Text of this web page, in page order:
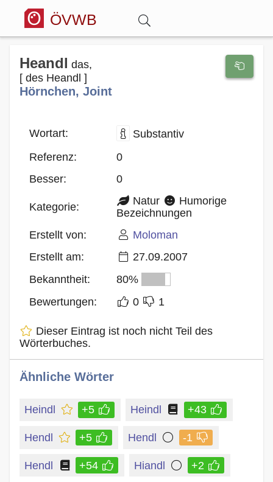
ÖVWB
Anmelden
Wörterbuch
Hitparade
Blog
Heandl das,
[ des Heandl ]
Hörnchen, Joint
Wortart:
Substantiv
Referenz:
0
Besser:
0
Kategorie: Natur
Humorige
Bezeichnungen
Erstellt von:
Moloman
Erstellt am:
27.09.2007
Bekanntheit:
80%
Bewertungen:
0 1
Dieser Eintrag ist noch nicht Teil des
Wörterbuches.
Ähnliche Wörter
Heindl +5 Heindl +43
Hendl +5 Hendl -1
Hendl +54 Hiandl +2